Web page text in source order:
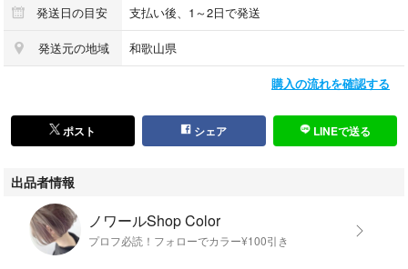
カラーやアッシュカラーが綺麗です♡
【ペールカーキ】━━━━━━━━
③後処理シャンプー 10ml
━━━━━━━━━━━
【 ハホニコ 酸熱トリートメント 】
→ドライヤー前やアイロン前の使用がおすすめです♡
⭐︎30ml／¥980
⭐︎50ml／¥1,580
発送日の目安 支払い後、1～2日で発送
発送元の地域 和歌山県
購入の流れを確認する
ポスト シェア LINEで送る
出品者情報
ノワールShop Color
プロフ必読！フォローでカラー¥100引き